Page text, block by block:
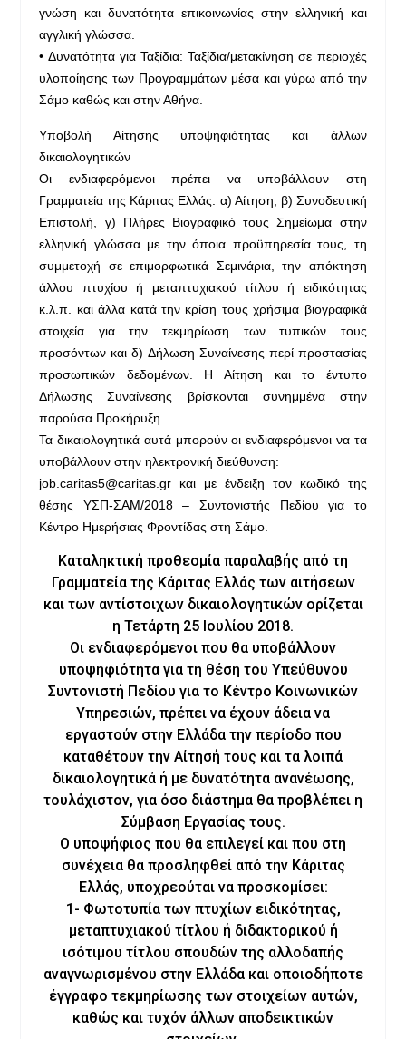
γνώση και δυνατότητα επικοινωνίας στην ελληνική και
αγγλική γλώσσα.
• Δυνατότητα για Ταξίδια: Ταξίδια/μετακίνηση σε περιοχές
υλοποίησης των Προγραμμάτων μέσα και γύρω από την
Σάμο καθώς και στην Αθήνα.
Υποβολή Αίτησης υποψηφιότητας και άλλων
δικαιολογητικών
Οι ενδιαφερόμενοι πρέπει να υποβάλλουν στη
Γραμματεία της Κάριτας Ελλάς: α) Αίτηση, β) Συνοδευτική
Επιστολή, γ) Πλήρες Βιογραφικό τους Σημείωμα στην
ελληνική γλώσσα με την όποια προϋπηρεσία τους, τη
συμμετοχή σε επιμορφωτικά Σεμινάρια, την απόκτηση
άλλου πτυχίου ή μεταπτυχιακού τίτλου ή ειδικότητας
κ.λ.π. και άλλα κατά την κρίση τους χρήσιμα βιογραφικά
στοιχεία για την τεκμηρίωση των τυπικών τους
προσόντων και δ) Δήλωση Συναίνεσης περί προστασίας
προσωπικών δεδομένων. Η Αίτηση και το έντυπο
Δήλωσης Συναίνεσης βρίσκονται συνημμένα στην
παρούσα Προκήρυξη.
Τα δικαιολογητικά αυτά μπορούν οι ενδιαφερόμενοι να τα
υποβάλλουν στην ηλεκτρονική διεύθυνση:
job.caritas5@caritas.gr και με ένδειξη τον κωδικό της
θέσης ΥΣΠ-ΣΑΜ/2018 – Συντονιστής Πεδίου για το
Κέντρο Ημερήσιας Φροντίδας στη Σάμο.
Καταληκτική προθεσμία παραλαβής από τη
Γραμματεία της Κάριτας Ελλάς των αιτήσεων
και των αντίστοιχων δικαιολογητικών ορίζεται
η Τετάρτη 25 Ιουλίου 2018.
Οι ενδιαφερόμενοι που θα υποβάλλουν
υποψηφιότητα για τη θέση του Υπεύθυνου
Συντονιστή Πεδίου για το Κέντρο Κοινωνικών
Υπηρεσιών, πρέπει να έχουν άδεια να
εργαστούν στην Ελλάδα την περίοδο που
καταθέτουν την Αίτησή τους και τα λοιπά
δικαιολογητικά ή με δυνατότητα ανανέωσης,
τουλάχιστον, για όσο διάστημα θα προβλέπει η
Σύμβαση Εργασίας τους.
Ο υποψήφιος που θα επιλεγεί και που στη
συνέχεια θα προσληφθεί από την Κάριτας
Ελλάς, υποχρεούται να προσκομίσει:
1- Φωτοτυπία των πτυχίων ειδικότητας,
μεταπτυχιακού τίτλου ή διδακτορικού ή
ισότιμου τίτλου σπουδών της αλλοδαπής
αναγνωρισμένου στην Ελλάδα και οποιοδήποτε
έγγραφο τεκμηρίωσης των στοιχείων αυτών,
καθώς και τυχόν άλλων αποδεικτικών